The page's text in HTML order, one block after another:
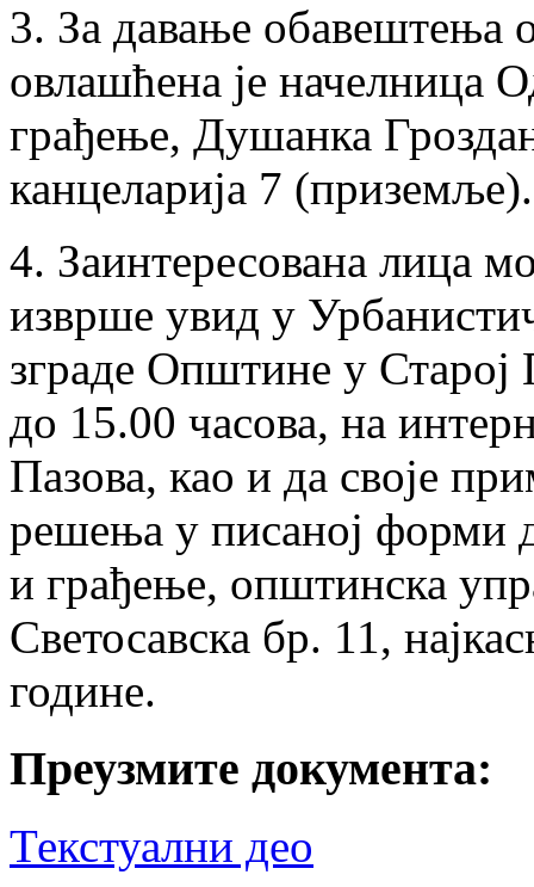
3. За давање обавештења
овлашћена је начелница
грађење, Душанка
канцеларија 7 (приземље).
4. Заинтересована лица
изврше увид у
зграде Општине у
до 15.00 часова, на
Пазова, као и да своје
решења у писаној форми
и грађење, општинска
Светосавска бр. 11,
године.
Преузмите документа:
Текстуални део